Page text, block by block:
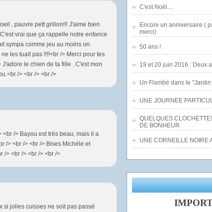
, pauvre pett grillon!!! J'aime bien
vrai que ça rappelle notre enfance
sympa comme jeu au moins on
les tuait pas !!!!<br /> Merci pour tes
le chien de ta fille . C'est mon
/> <br /> <br />
/> Bayou est très beau, mais il a
/> <br /> <br /> Bises Michèle et
/> <br /> <br /> <br />
si jolies cuisses ne soit pas passé
C'est Noël....
Encore un anniversaire (
merci)
50 ans !
19 et 20 juin 2016 : Deux
Un Flambé dans le
UNE JOURNEE
QUELQUES
DE BONHEUR
UNE CORNEILLE NOIRE